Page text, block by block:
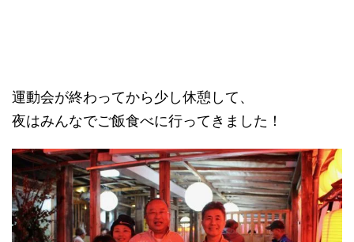
運動会が終わってから少し休憩して、
夜はみんなでご飯食べに行ってきました！